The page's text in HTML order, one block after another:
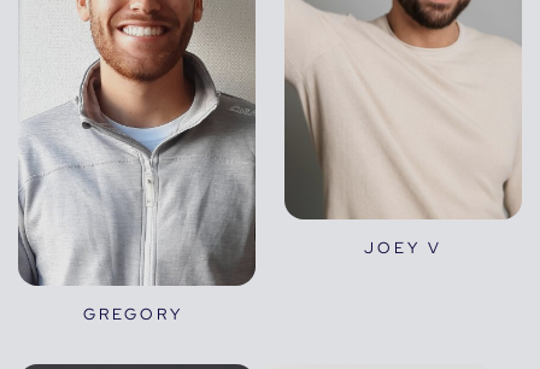
GREGORY
JOEY V